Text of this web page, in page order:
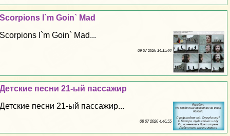
Scorpions I`m Goin` Mad
Scorpions I`m Goin` Mad...
09 07 2026 14:15:44
Детские песни 21-ый пассажир
Детские песни 21-ый пассажир...
08 07 2026 4:46:55